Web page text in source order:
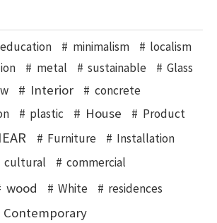
education minimalism
localism
metal sustainable
Glass
Interior
concrete
plastic House Product
Furniture Installation
cultural commercial
wood White residences
Contemporary